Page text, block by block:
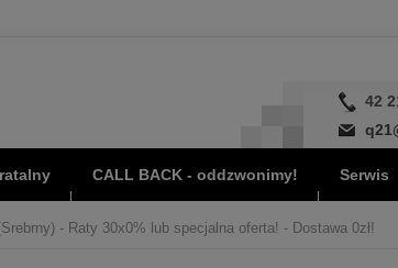
42
CALL BACK - oddzwonimy! Serwis
- Raty 30x0% lub specjalna oferta! - Dostawa 0zł!